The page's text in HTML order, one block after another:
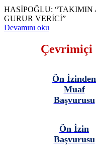
HASİPOĞLU:
GURUR VERİCİ”
Devamını oku
Çevrimiçi
Ön İzinden
Muaf
Başvurusu
Ön İzin
Başvurusu